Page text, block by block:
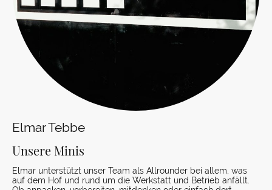
Elmar Tebbe
Unsere Minis
Elmar unterstützt unser Team als Allrounder bei allem, was
auf dem Hof und rund um die Werkstatt und Betrieb anfällt.